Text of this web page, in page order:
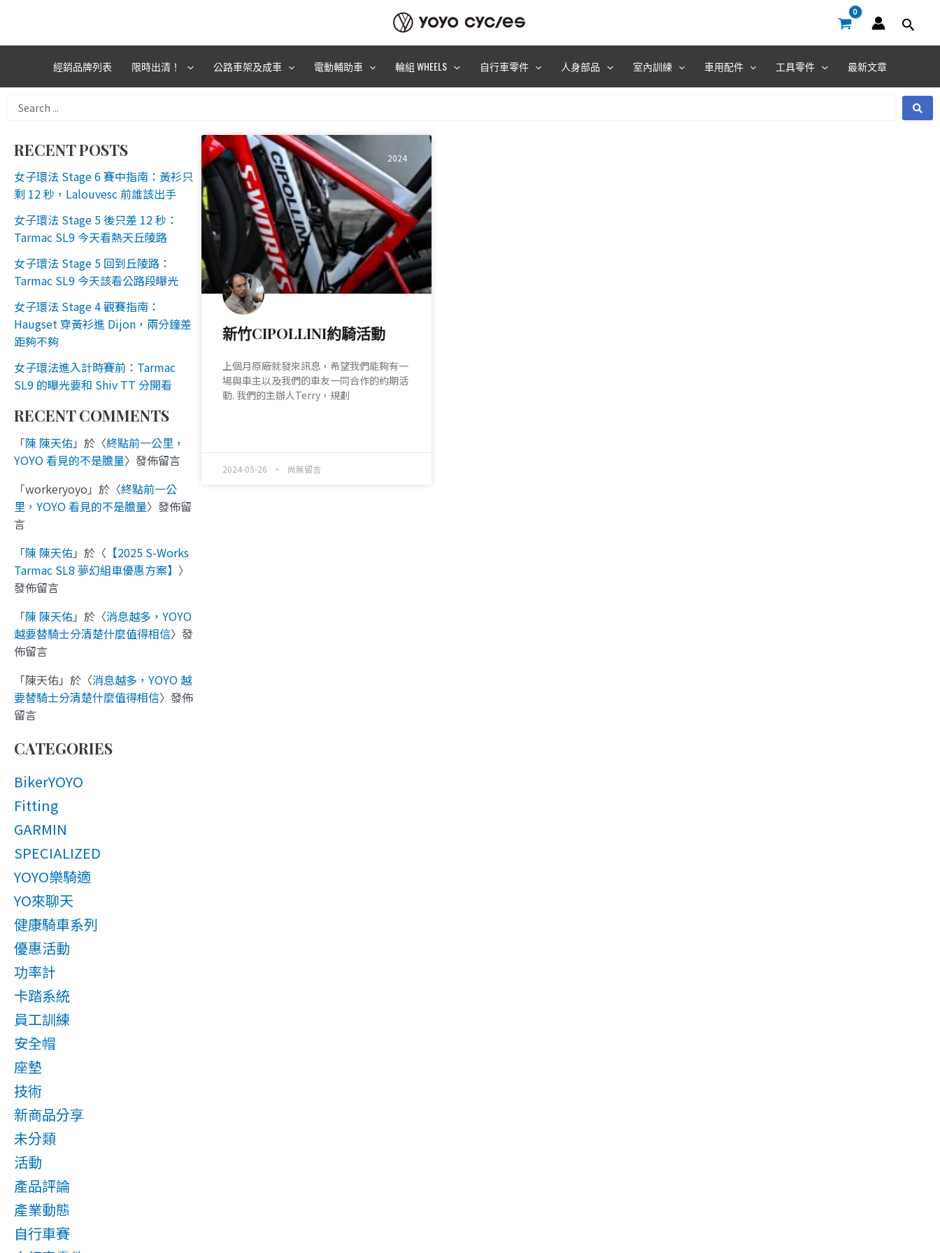
主
經銷品牌列表 限時出清！ 公路車架及成車 電動輔助車 輪組 WHEELS 自行車零件 人身部品 室內訓練 車用配件 工具零件 最新文章
Search
RECENT POSTS
女子環法 Stage 6 賽中指南：黃衫只
剩 12 秒，Lalouvesc 前誰該出手
女子環法 Stage 5 後只差 12 秒：
Tarmac SL9 今天看熱天丘陵路
女子環法 Stage 5 回到丘陵路：
Tarmac SL9 今天該看公路段曝光
女子環法 Stage 4 觀賽指南：
Haugset 穿黃衫進 Dijon，兩分鐘差
距夠不夠
女子環法進入計時賽前：Tarmac
SL9 的曝光要和 Shiv TT 分開看
RECENT COMMENTS
「陳 陳天佑」於〈終點前一公里，
YOYO 看見的不是膽量〉發佈留言
「workeryoyo 」於〈終點前一公
里，YOYO 看見的不是膽量〉發佈留
言
「陳 陳天佑」於〈 【2025 S-Works
Tarmac SL8 夢幻組車優惠方案】 〉
發佈留言
「陳 陳天佑」於〈消息越多，YOYO
越要替騎士分清楚什麼值得相信〉發
佈留言
「陳天佑」於〈消息越多，YOYO 越
要替騎士分清楚什麼值得相信〉發佈
留言
CATEGORIES
BikerYOYO
Fitting
GARMIN
SPECIALIZED
YOYO樂騎適
YO來聊天
健康騎車系列
優惠活動
功率計
卡踏系統
員工訓練
安全帽
座墊
技術
新商品分享
未分類
活動
產品評論
產業動態
自行車賽
2024
新竹CIPOLLINI約騎活動
上個月原廠就發來訊息，希望我們能夠有一
場與車主以及我們的車友一同合作的約期活
動. 我們的主辦人Terry，規劃
2024-05-26 尚無留言